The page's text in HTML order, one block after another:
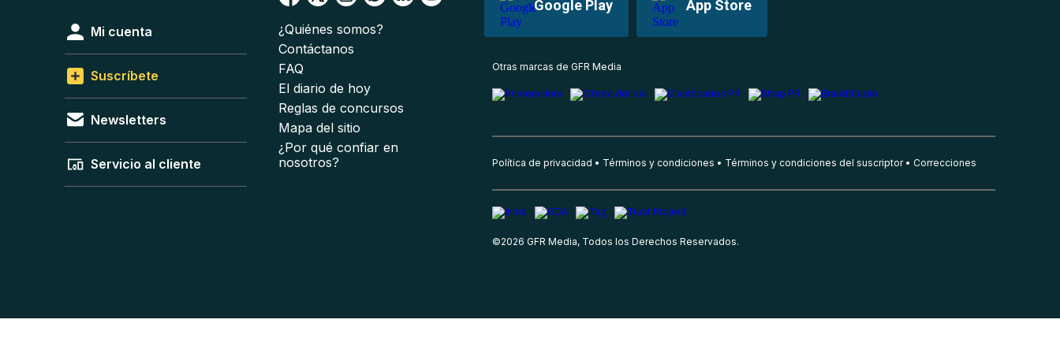
Google Play App Store
Mi cuenta
Suscríbete
Newsletters
Servicio al cliente
¿Quiénes somos?
Contáctanos
FAQ
El diario de hoy
Reglas de concursos
Mapa del sitio
¿Por qué confiar en
nosotros?
Otras marcas de GFR Media
Política de privacidad Términos y condiciones Términos y condiciones del suscriptor Correcciones
©2026 GFR Media, Todos los Derechos Reservados.